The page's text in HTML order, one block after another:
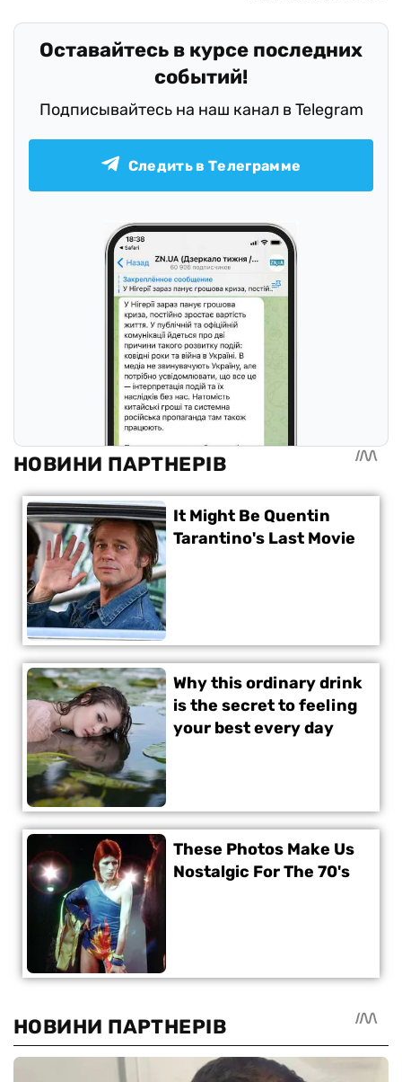
Оставайтесь в курсе последних
событий!
Подписывайтесь на наш канал в Telegram
Следить в Телеграмме